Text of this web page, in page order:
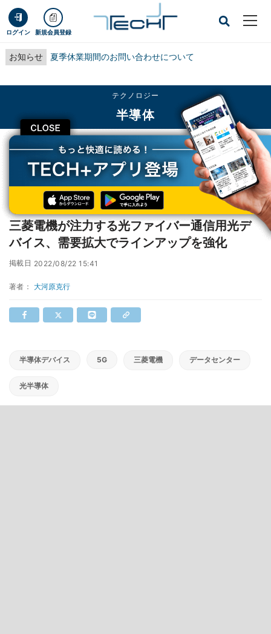
ログイン 新規会員登録
お知らせ 夏季休業期間のお問い合わせについて
CLOSE
テクノロジー
半導体
TECH+ テクノロジー
半導体
三菱電機が注力する光ファイバー通信用光デバイス、需要拡大でラインアップを
レポート
三菱電機が注力する光ファイバー通信用光デ
バイス、需要拡大でラインアップを強化
掲載日 2022/08/22 15:41
著者： 大河原克行
半導体デバイス 5G 三菱電機 データセンター
光半導体